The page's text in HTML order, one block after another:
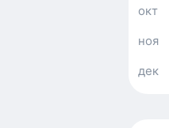
окт
ноя
дек